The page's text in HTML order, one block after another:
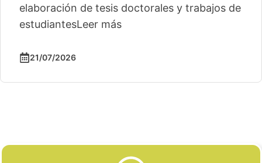
elaboración de tesis doctorales y trabajos de
estudiantesLeer más
21/07/2026